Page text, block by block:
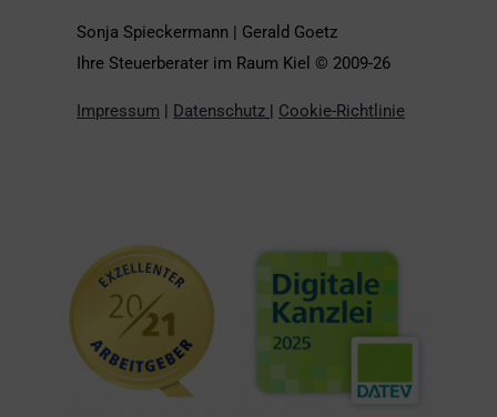
Sonja Spieckermann | Gerald Goetz
Ihre Steuerberater im Raum Kiel © 2009-26
Impressum | Datenschutz | Cookie-Richtlinie